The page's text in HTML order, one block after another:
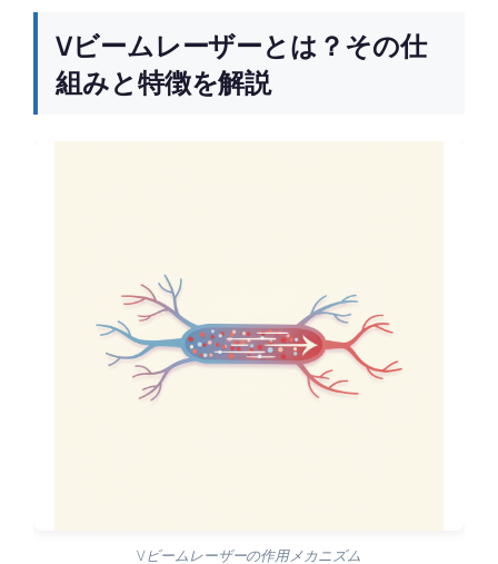
Vビームレーザーとは？その仕
組みと特徴を解説
Vビームレーザーの作用メカニズム